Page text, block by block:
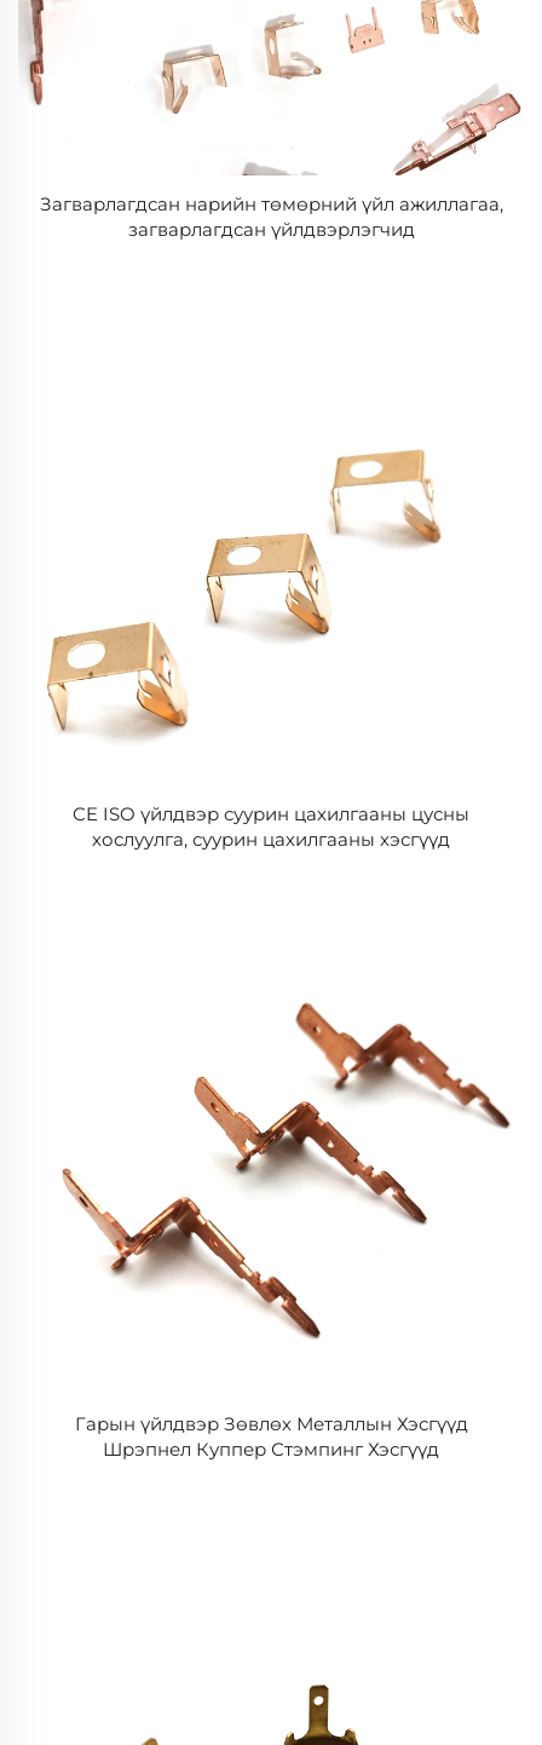
Загварлагдсан нарийн төмөрний үйл ажиллагаа,
загварлагдсан үйлдвэрлэгчид
CE ISO үйлдвэр суурин цахилгааны цусны
хослуулга, суурин цахилгааны хэсгүүд
Гарын үйлдвэр Зөвлөх Металлын Хэсгүүд
Шрэпнел Куппер Стэмпинг Хэсгүүд